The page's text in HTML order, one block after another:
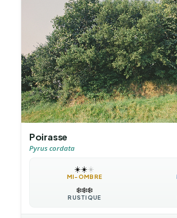
Poirasse
Pyrus cordata
☀️☀️☀️
MI-OMBRE
❄️❄️❄️
RUSTIQUE